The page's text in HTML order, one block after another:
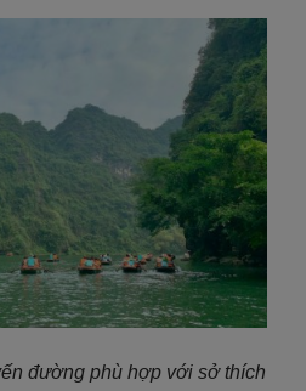
đường phù hợp với sở thích